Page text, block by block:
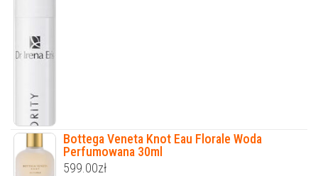
Bottega Veneta Knot Eau Florale Woda
Perfumowana 30ml
599.00zł